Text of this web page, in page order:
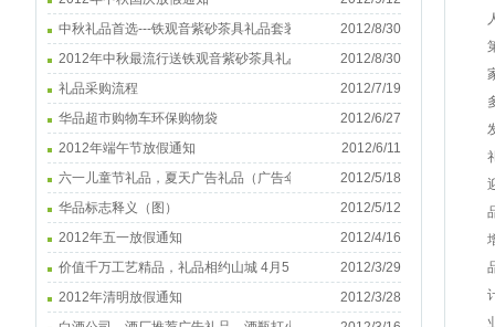
中秋礼品首选---铁观音紫砂茶具礼品套装
2012/8/30
2012年中秋最流行送铁观音紫砂茶具礼品套装
2012/8/30
礼品采购流程
2012/7/19
华品超市购物车环保购物袋
2012/6/27
2012年端午节放假通知
2012/6/11
六一儿童节礼品，夏天广告礼品（广告伞，广告衫，广告扇，广告帽，广
2012/5/18
华品标志释义（图）
2012/5/12
2012年五一放假通知
2012/4/16
价值千万工艺精品，礼品相约山城 4月5日去鉴宝2012/3/29
2012年清明放假通知
2012/3/28